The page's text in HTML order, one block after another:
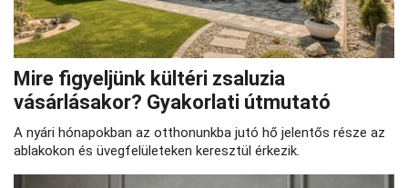
Mire figyeljünk kültéri zsaluzia
vásárlásakor? Gyakorlati útmutató
A nyári hónapokban az otthonunkba jutó hő jelentős része az
ablakokon és üvegfelületeken keresztül érkezik.